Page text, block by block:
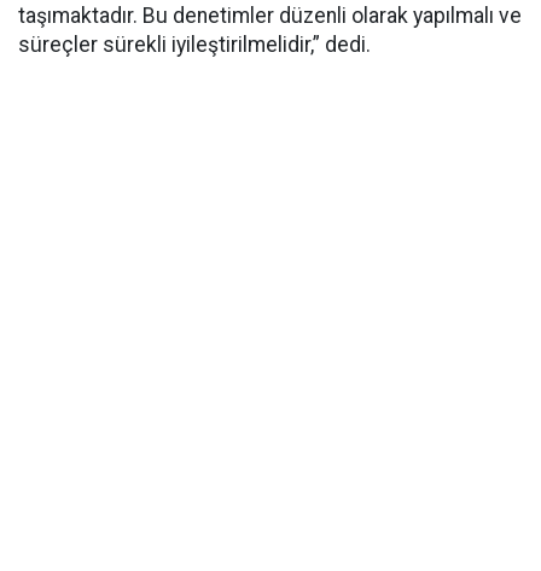
taşımaktadır. Bu denetimler düzenli olarak yapılmalı ve
süreçler sürekli iyileştirilmelidir,” dedi.